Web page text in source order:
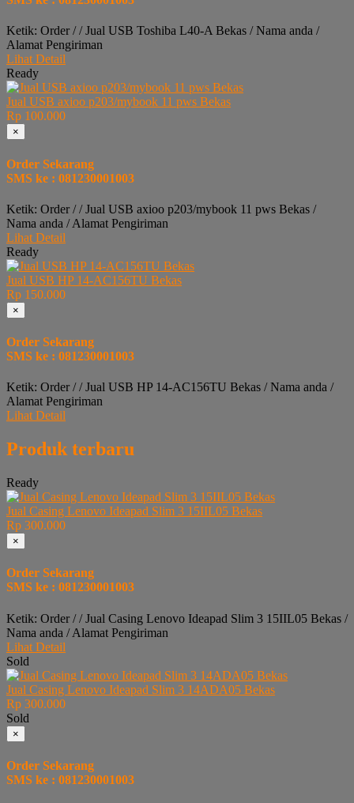
Ketik: Order / / Jual USB Toshiba L40-A Bekas / Nama anda /
Alamat Pengiriman
Lihat Detail
Ready
Jual USB axioo p203/mybook 11 pws Bekas
Rp 100.000
×
Order Sekarang
SMS ke : 081230001003
Ketik: Order / / Jual USB axioo p203/mybook 11 pws Bekas /
Nama anda / Alamat Pengiriman
Lihat Detail
Ready
Jual USB HP 14-AC156TU Bekas
Rp 150.000
×
Order Sekarang
SMS ke : 081230001003
Ketik: Order / / Jual USB HP 14-AC156TU Bekas / Nama anda /
Alamat Pengiriman
Lihat Detail
Produk terbaru
Ready
Jual Casing Lenovo Ideapad Slim 3 15IIL05 Bekas
Rp 300.000
×
Order Sekarang
SMS ke : 081230001003
Ketik: Order / / Jual Casing Lenovo Ideapad Slim 3 15IIL05 Bekas /
Nama anda / Alamat Pengiriman
Lihat Detail
Sold
Jual Casing Lenovo Ideapad Slim 3 14ADA05 Bekas
Rp 300.000
Sold
×
Order Sekarang
SMS ke : 081230001003